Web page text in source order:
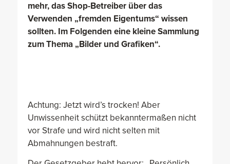
mehr, das Shop-Betreiber über das
Verwenden „fremden Eigentums“ wissen
sollten. Im Folgenden eine kleine Sammlung
zum Thema „Bilder und Grafiken“.
Achtung: Jetzt wird’s trocken! Aber
Unwissenheit schützt bekanntermaßen nicht
vor Strafe und wird nicht selten mit
Abmahnungen bestraft.